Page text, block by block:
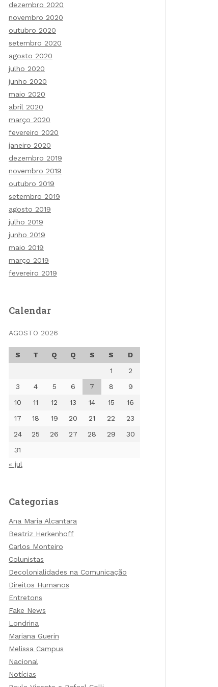
dezembro 2020
novembro 2020
outubro 2020
setembro 2020
agosto 2020
julho 2020
junho 2020
maio 2020
abril 2020
março 2020
fevereiro 2020
janeiro 2020
dezembro 2019
novembro 2019
outubro 2019
setembro 2019
agosto 2019
julho 2019
junho 2019
maio 2019
março 2019
fevereiro 2019
Calendar
AGOSTO 2026
S T Q Q S S
D
1
2
3
4 5 6 7 8
9
10
11 12 13 14 15
16
17
18 19 20 21 22
23
24
25 26 27 28 29
30
31
« jul
Categorias
Ana Maria Alcantara
Beatriz Herkenhoff
Carlos Monteiro
Colunistas
Decolonialidades na Comunicação
Direitos Humanos
Entretons
Fake News
Londrina
Mariana Guerin
Melissa Campus
Nacional
Notícias